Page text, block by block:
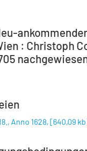
: Christoph
Anno 1628, [640,09 kb